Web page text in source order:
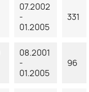
07.2002
-
01.2005
331
08.2001
-
01.2005
96